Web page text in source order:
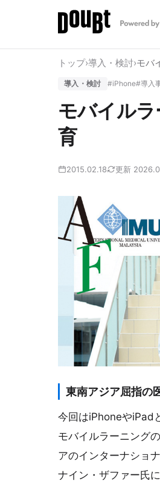
トップ›導入・検討›モバ
導入・検討 #iPhone#導入
モバイル
育
2015.02.18 更新
東南アジア屈指の
今回はiPhoneやiPad
モバイルラーニング
アのインターナショ
ナイン・ザファー氏